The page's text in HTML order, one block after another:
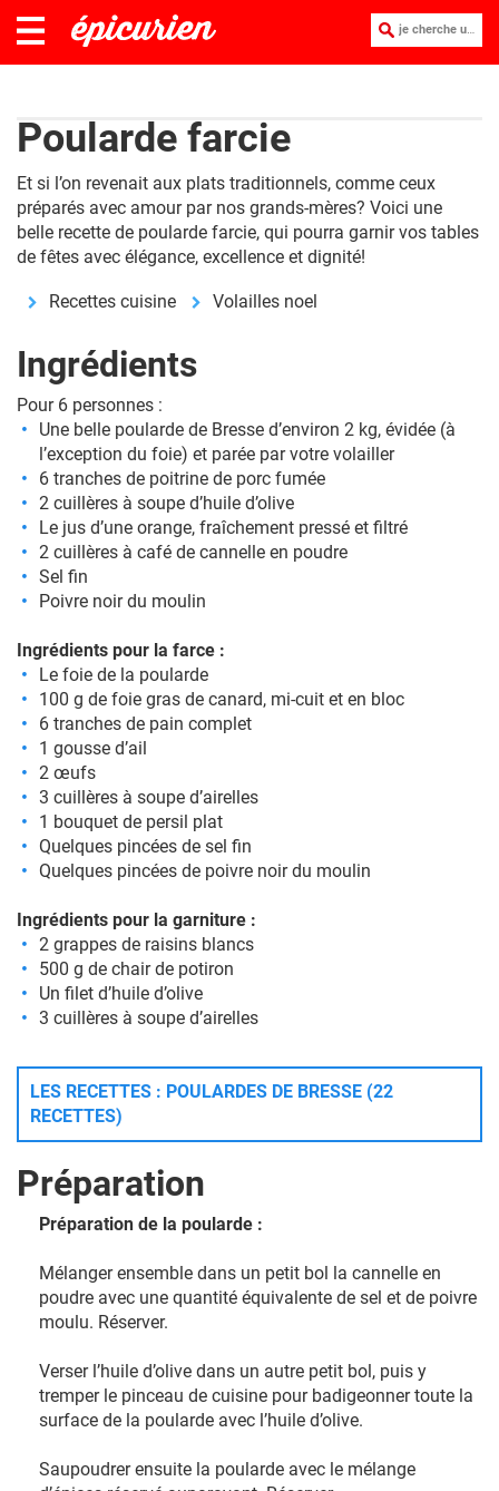
je cherche une recette :
Poularde farcie
Et si l’on revenait aux plats traditionnels, comme ceux
préparés avec amour par nos grands-mères? Voici une
belle recette de poularde farcie, qui pourra garnir vos tables
de fêtes avec élégance, excellence et dignité!
Recettes cuisine Volailles noel
Ingrédients
Pour 6 personnes :
Une belle poularde de Bresse d’environ 2 kg, évidée (à
l’exception du foie) et parée par votre volailler
6 tranches de poitrine de porc fumée
2 cuillères à soupe d’huile d’olive
Le jus d’une orange, fraîchement pressé et filtré
2 cuillères à café de cannelle en poudre
Sel fin
Poivre noir du moulin
Ingrédients pour la farce :
Le foie de la poularde
100 g de foie gras de canard, mi-cuit et en bloc
6 tranches de pain complet
1 gousse d’ail
2 œufs
3 cuillères à soupe d’airelles
1 bouquet de persil plat
Quelques pincées de sel fin
Quelques pincées de poivre noir du moulin
Ingrédients pour la garniture :
2 grappes de raisins blancs
500 g de chair de potiron
Un filet d’huile d’olive
3 cuillères à soupe d’airelles
LES RECETTES : POULARDES DE BRESSE (22
RECETTES)
Préparation
Préparation de la poularde :
Mélanger ensemble dans un petit bol la cannelle en
poudre avec une quantité équivalente de sel et de poivre
moulu. Réserver.
Verser l’huile d’olive dans un autre petit bol, puis y
tremper le pinceau de cuisine pour badigeonner toute la
surface de la poularde avec l’huile d’olive.
Saupoudrer ensuite la poularde avec le mélange